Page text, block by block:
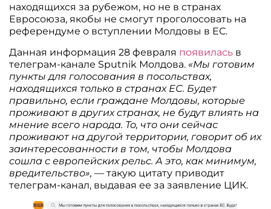
находящихся за рубежом, но не в странах
Евросоюза, якобы не смогут проголосовать на
референдуме о вступлении Молдовы в ЕС.
Данная информация 28 февраля появилась в
телеграм-канале Sputnik Молдова. «Мы готовим
пункты для голосования в посольствах,
находящихся только в странах ЕС. Будет
правильно, если граждане Молдовы, которые
проживают в других странах, не будут влиять на
мнение всего народа. То, что они сейчас
проживают на другой территории, говорит об их
заинтересованности в том, чтобы Молдова
сошла с европейских рельс. А это, как минимум,
вредительство», — такую цитату приводит
телеграм-канал, выдавая ее за заявление ЦИК.